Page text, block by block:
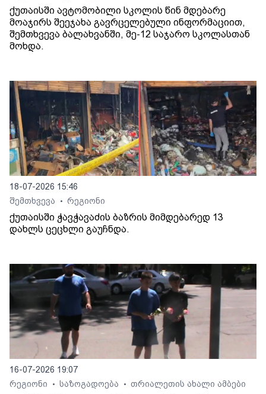
ქუთაისში ავტომობილი სკოლის წინ მდებარე
მოაჯირს შეეჯახა გავრცელებული ინფორმაციით,
შემთხვევა ბალახვანში, მე-12 საჯარო სკოლასთან
მოხდა.
18-07-2026 15:46
შემთხვევა
• რეგიონი
ქუთაისში ჭავჭავაძის ბაზრის მიმდებარედ 13
დახლს ცეცხლი გაუჩნდა.
16-07-2026 19:07
რეგიონი
• საზოგადოება • თრიალეთის ახალი ამბები